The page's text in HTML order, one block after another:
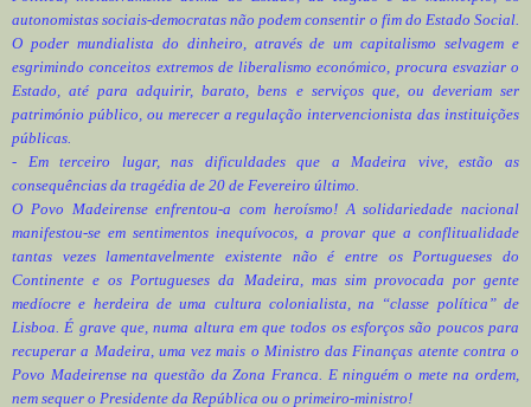
autonomistas sociais-democratas não podem consentir o fim do Estado Social.
O poder mundialista do dinheiro, através de um capitalismo selvagem e
esgrimindo conceitos extremos de liberalismo económico, procura esvaziar o
Estado, até para adquirir, barato, bens e serviços que, ou deveriam ser
património público, ou merecer a regulação intervencionista das instituições
públicas.
- Em terceiro lugar, nas dificuldades que a Madeira vive, estão as
consequências da tragédia de 20 de Fevereiro último.
O Povo Madeirense enfrentou-a com heroísmo! A solidariedade nacional
manifestou-se em sentimentos inequívocos, a provar que a conflitualidade
tantas vezes lamentavelmente existente não é entre os Portugueses do
Continente e os Portugueses da Madeira, mas sim provocada por gente
medíocre e herdeira de uma cultura colonialista, na “classe política” de
Lisboa. É grave que, numa altura em que todos os esforços são poucos para
recuperar a Madeira, uma vez mais o Ministro das Finanças atente contra o
Povo Madeirense na questão da Zona Franca. E ninguém o mete na ordem,
nem sequer o Presidente da República ou o primeiro-ministro!